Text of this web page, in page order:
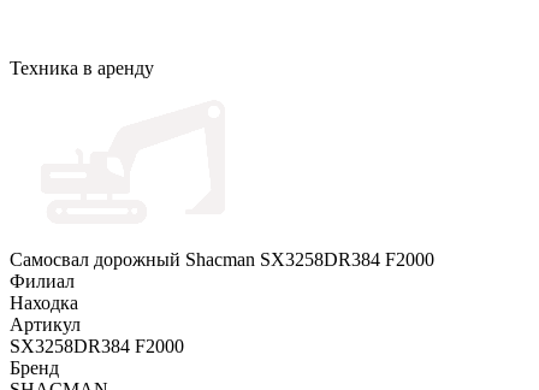
Техника в аренду
Самосвал дорожный Shacman SX3258DR384 F2000
Филиал
Находка
Артикул
SX3258DR384 F2000
Бренд